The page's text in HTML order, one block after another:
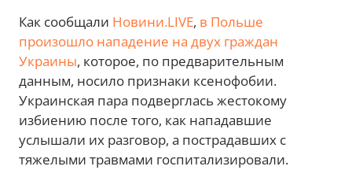
Как сообщали Новини.LIVE, в Польше
произошло нападение на двух граждан
Украины, которое, по предварительным
данным, носило признаки ксенофобии.
Украинская пара подверглась жестокому
избиению после того, как нападавшие
услышали их разговор, а пострадавших с
тяжелыми травмами госпитализировали.